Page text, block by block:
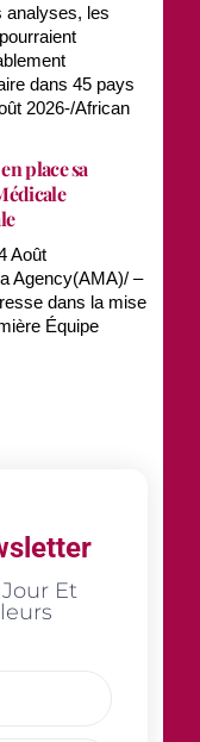
analyses, les
dans 45 pays
2026-/African
place sa
Août
Agency(AMA)/ –
dans la mise
Équipe
Et